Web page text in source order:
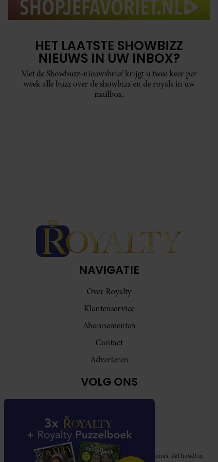
HET LAATSTE SHOWBIZZ
NIEUWS IN UW INBOX?
Met de Showbuzz-nieuwsbrief krijgt u twee keer per
week alle buzz over de showbizz en de royals in uw
mailbox.
NAVIGATIE
Over Royalty
Klantenservice
Abonnementen
Contact
Adverteren
VOLG ONS
Royalty participeert in diverse affiliate marketing programma’s, dat houdt in